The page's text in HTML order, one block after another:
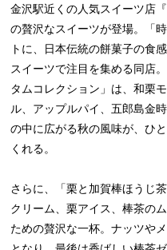
金沢駅近くの人気スイーツ店
の贅沢なスイーツが登場。「
トに、日本伝統の餅菓子の食
スイーツで注目を集める同店
タムコレクション」は、和栗
ル、アップルパイ、五郎島金
の中に広がる秋の風味が、ひ
くれる。
さらに、「栗と加賀棒ほうじ
クリーム、栗アイス、棒茶の
ための贅沢な一杯。ナッツや